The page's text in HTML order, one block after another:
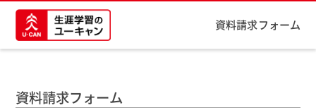
資料請求フォーム
資料請求フォーム